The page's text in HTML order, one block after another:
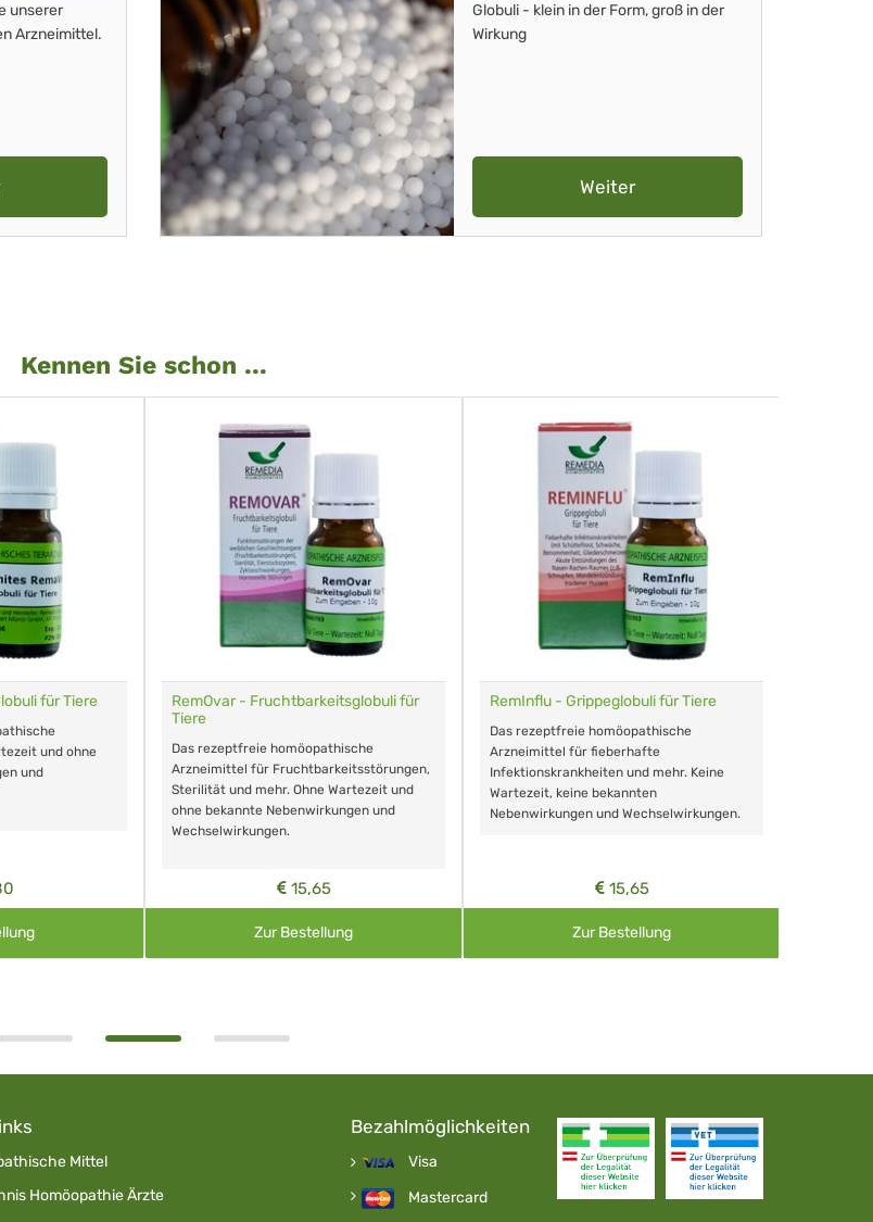
unserer
Arzneimittel.
Globuli - klein in der Form, groß in der
Wirkung
Weiter
Kennen Sie schon ...
für Tiere
und ohne
und
RemOvar - Fruchtbarkeitsglobuli für
Tiere
Das rezeptfreie homöopathische
Arzneimittel für Fruchtbarkeitsstörungen,
Sterilität und mehr. Ohne Wartezeit und
ohne bekannte Nebenwirkungen und
Wechselwirkungen.
15,65
Zur Bestellung
RemInflu - Grippeglobuli für Tiere
Das rezeptfreie homöopathische
Arzneimittel für fieberhafte
Infektionskrankheiten und mehr. Keine
Wartezeit, keine bekannten
Nebenwirkungen und Wechselwirkungen.
15,65
Zur Bestellung
Mittel
Homöopathie Ärzte
Bezahlmöglichkeiten
Visa
Mastercard